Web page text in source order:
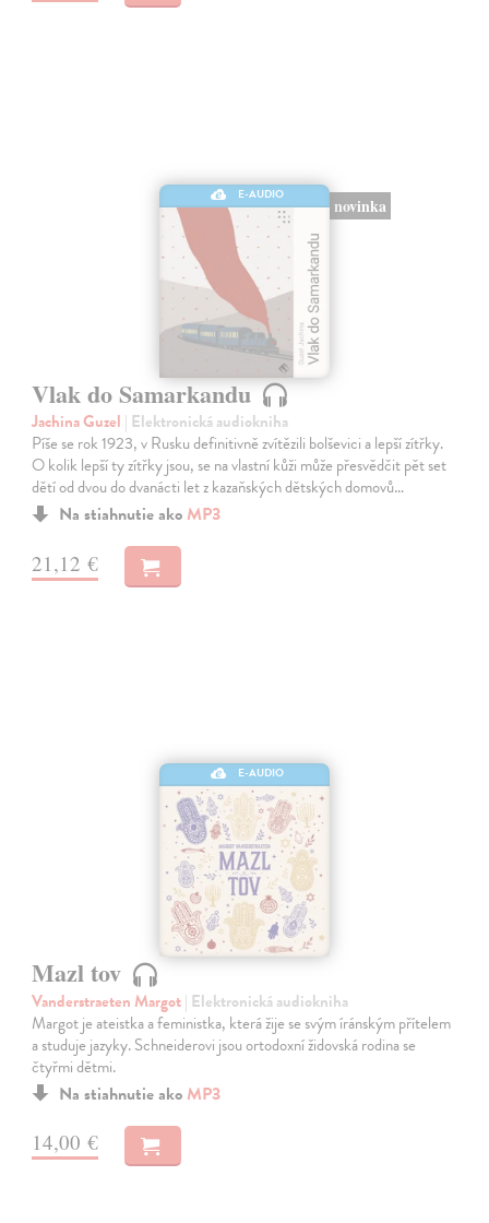
E-AUDIO
novinka
Vlak do Samarkandu
Jachina Guzel | Elektronická audiokniha
Píše se rok 1923, v Rusku definitivně zvítězili bolševici a lepší zítřky.
O kolik lepší ty zítřky jsou, se na vlastní kůži může přesvědčit pět set
dětí od dvou do dvanácti let z kazaňských dětských domovů…
Na stiahnutie ako MP3
21,12 €
E-AUDIO
Mazl tov
Vanderstraeten Margot| Elektronická audiokniha
Margot je ateistka a feministka, která žije se svým íránským přítelem
a studuje jazyky. Schneiderovi jsou ortodoxní židovská rodina se
čtyřmi dětmi.
Na stiahnutie ako MP3
14,00 €